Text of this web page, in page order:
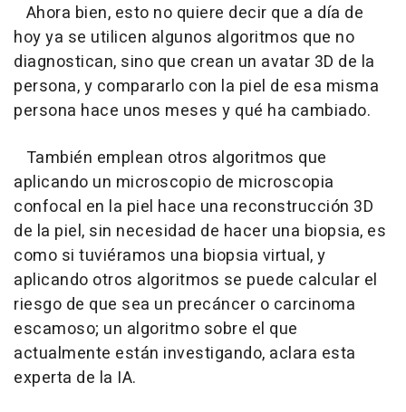
Ahora bien, esto no quiere decir que a día de
hoy ya se utilicen algunos algoritmos que no
diagnostican, sino que crean un avatar 3D de la
persona, y compararlo con la piel de esa misma
persona hace unos meses y qué ha cambiado.
También emplean otros algoritmos que
aplicando un microscopio de microscopia
confocal en la piel hace una reconstrucción 3D
de la piel, sin necesidad de hacer una biopsia, es
como si tuviéramos una biopsia virtual, y
aplicando otros algoritmos se puede calcular el
riesgo de que sea un precáncer o carcinoma
escamoso; un algoritmo sobre el que
actualmente están investigando, aclara esta
experta de la IA.